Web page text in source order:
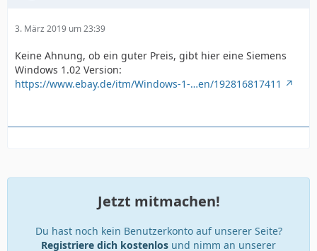
3. März 2019 um 23:39
Keine Ahnung, ob ein guter Preis, gibt hier eine Siemens
Windows 1.02 Version:
https://www.ebay.de/itm/Windows-1-…en/192816817411
Jetzt mitmachen!
Du hast noch kein Benutzerkonto auf unserer Seite?
Registriere dich kostenlos und nimm an unserer